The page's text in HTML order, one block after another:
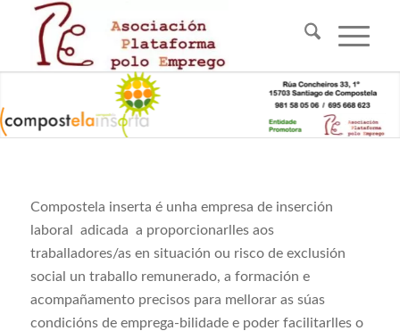
Compostela inserta é unha empresa de inserción
laboral adicada a proporcionarlles aos
traballadores/as en situación ou risco de exclusión
social un traballo remunerado, a formación e
acompañamento precisos para mellorar as súas
condicións de emprega-bilidade e poder facilitarlles o